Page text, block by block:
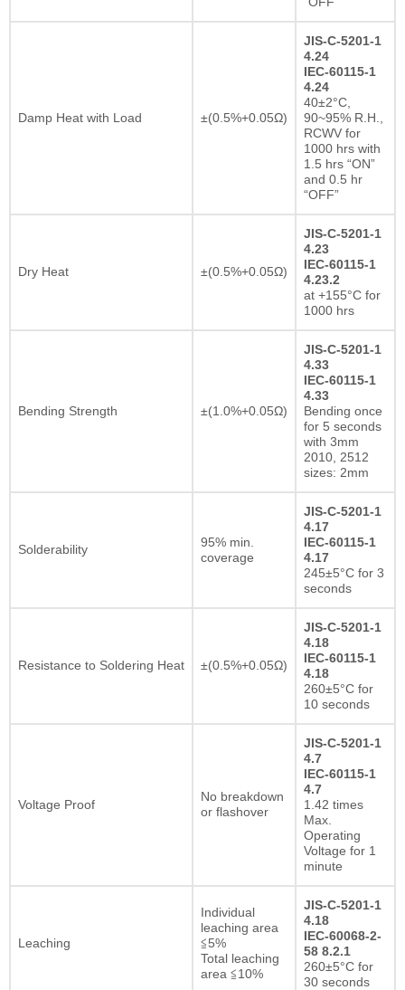
Damp Heat with Load ±(0.5%+0.05Ω)
JIS-C-5201-1
4.24
IEC-60115-1
4.24
40±2°C,
90~95% R.H.,
RCWV for
1000 hrs with
1.5 hrs “ON”
and 0.5 hr
“OFF”
Dry Heat ±(0.5%+0.05Ω)
JIS-C-5201-1
4.23
IEC-60115-1
4.23.2
at +155°C for
1000 hrs
Bending Strength ±(1.0%+0.05Ω)
JIS-C-5201-1
4.33
IEC-60115-1
4.33
Bending once
for 5 seconds
with 3mm
2010, 2512
sizes: 2mm
Solderability
95% min.
coverage
JIS-C-5201-1
4.17
IEC-60115-1
4.17
245±5°C for 3
seconds
Resistance to Soldering Heat ±(0.5%+0.05Ω)
JIS-C-5201-1
4.18
IEC-60115-1
4.18
260±5°C for
10 seconds
Voltage Proof
No breakdown
or flashover
JIS-C-5201-1
4.7
IEC-60115-1
4.7
1.42 times
Max.
Operating
Voltage for 1
minute
Leaching
Individual
leaching area
≦5%
Total leaching
area ≦10%
JIS-C-5201-1
4.18
IEC-60068-2-
58 8.2.1
260±5°C for
30 seconds